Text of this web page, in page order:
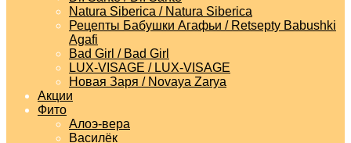
Natura Siberica / Natura Siberica
Рецепты Бабушки Агафьи / Retsepty Babushki
Agafi
Bad Girl / Bad Girl
LUX-VISAGE / LUX-VISAGE
Новая Заря / Novaya Zarya
Акции
Фито
Алоэ-вера
Василёк